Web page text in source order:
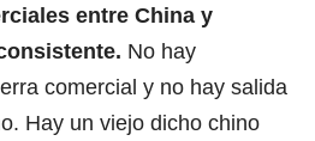
entre China y
No hay
comercial y no hay salida
Hay un viejo dicho chino